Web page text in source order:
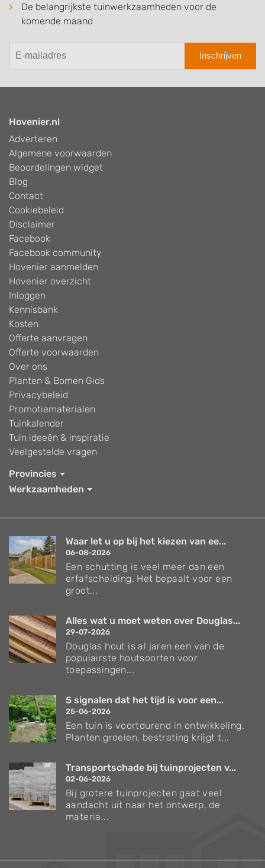
De belangrijkste tuinwerkzaamheden voor de
komende maand
Inschrijven
Hovenier.nl
Adverteren
Algemene voorwaarden
Beoordelingen widget
Blog
Contact
Cookiebeleid
Disclaimer
Facebook
Facebook community
Hovenier aanmelden
Hovenier overzicht
Inloggen
Kennisbank
Kosten
Offerte aanvragen
Offerte voorwaarden
Over ons
Planten & Bomen Gids
Privacybeleid
Promotiematerialen
Tuinkalender
Tuin ideeën & inspiratie
Veelgestelde vragen
Provincies
Werkzaamheden
Waar let u op bij het kiezen van ee...
06-08-2026
Een schutting is veel meer dan een
erfafscheiding. Het bepaalt voor een
groot...
Alles wat u moet weten over Douglas...
29-07-2026
Douglas hout is al jaren een van de
populairste houtsoorten voor
toepassingen...
5 signalen dat het tijd is voor een...
25-06-2026
Een tuin is voortdurend in ontwikkeling.
Planten groeien, bestrating krijgt t...
Transportschade bij tuinprojecten v...
02-06-2026
Bij grotere tuinprojecten gaat veel
aandacht uit naar het ontwerp, de
materia...